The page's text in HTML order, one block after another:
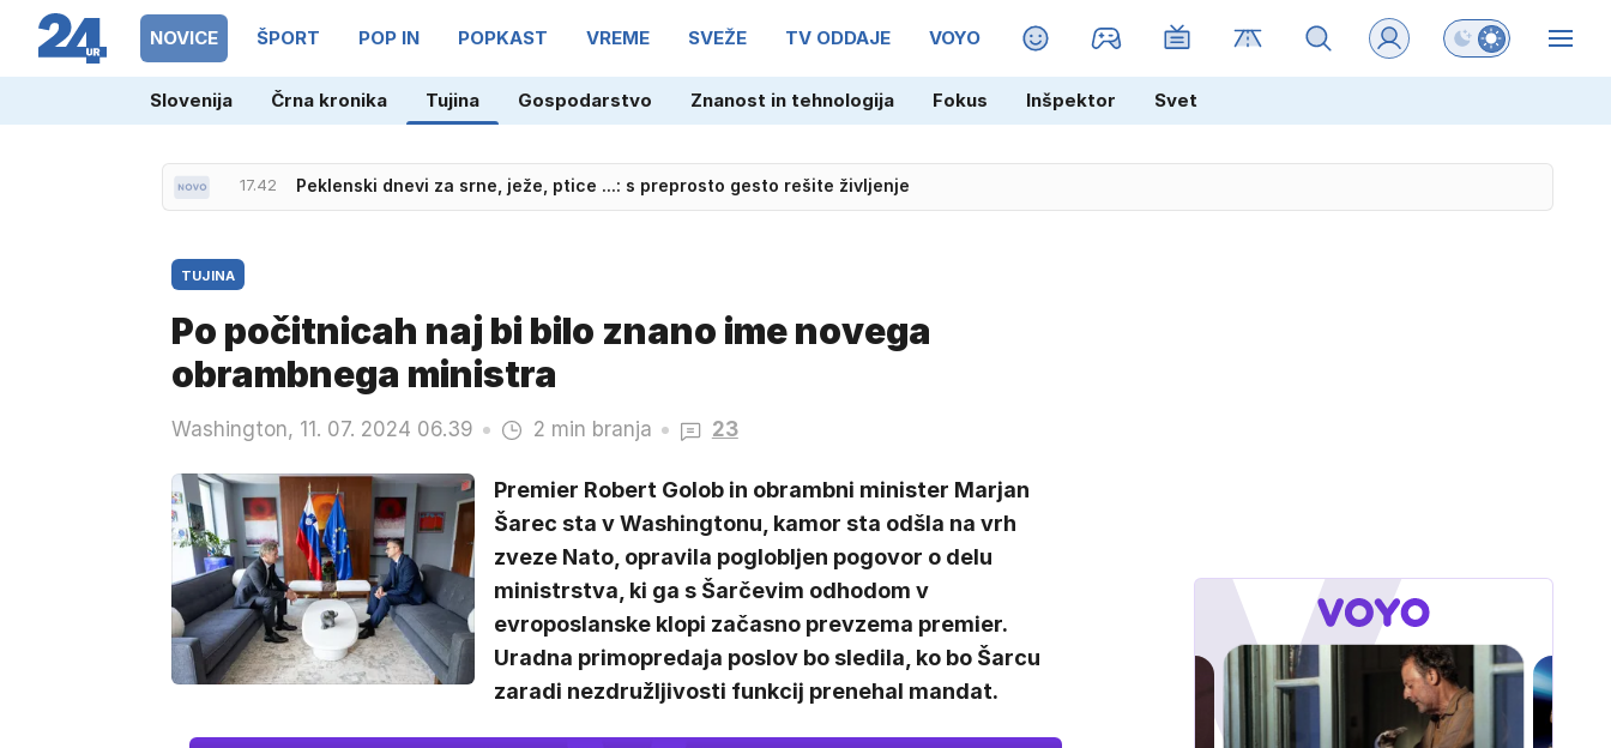
NOVICE ŠPORT POP IN POPKAST VREME SVEŽE TV ODDAJE VOYO MAGAZIN Preklopi barvni
Slovenija Črna kronika Tujina Gospodarstvo Znanost in tehnologija Fokus Inšpektor Svet
17.42 Peklenski dnevi za srne, ježe, ptice ...: s preprosto gesto rešite življenje
TUJINA
Po počitnicah naj bi bilo znano ime novega
obrambnega ministra
Washington, 11. 07. 2024 06.39 2 min branja 23
Premier Robert Golob in obrambni minister Marjan
Šarec sta v Washingtonu, kamor sta odšla na vrh
zveze Nato, opravila poglobljen pogovor o delu
ministrstva, ki ga s Šarčevim odhodom v
evroposlanske klopi začasno prevzema premier.
Uradna primopredaja poslov bo sledila, ko bo Šarcu
zaradi nezdružljivosti funkcij prenehal mandat.